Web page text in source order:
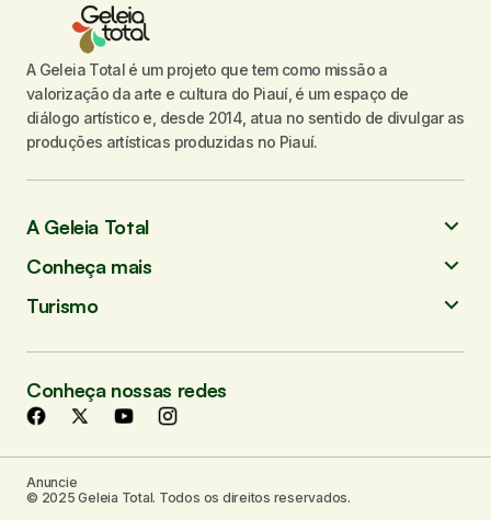
A Geleia Total é um projeto que tem como missão a
valorização da arte e cultura do Piauí, é um espaço de
diálogo artístico e, desde 2014, atua no sentido de divulgar as
produções artísticas produzidas no Piauí.
A Geleia Total
Conheça mais
Turismo
Conheça nossas redes
Anuncie
© 2025 Geleia Total. Todos os direitos reservados.